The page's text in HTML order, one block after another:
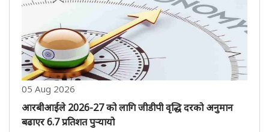
05 Aug 2026
आरबीआईले 2026-27 को लागि जीडीपी वृद्धि दरको अनुमान
बढाएर 6.7 प्रतिशत पुऱ्यायो